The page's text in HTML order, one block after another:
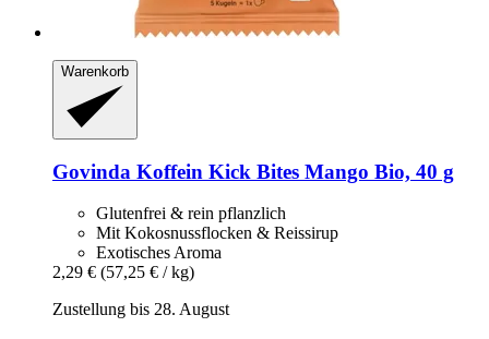
Warenkorb
Govinda Koffein Kick Bites Mango Bio, 40 g
Glutenfrei & rein pflanzlich
Mit Kokosnussflocken & Reissirup
Exotisches Aroma
2,29 € (57,25 € / kg)
Zustellung bis 28. August